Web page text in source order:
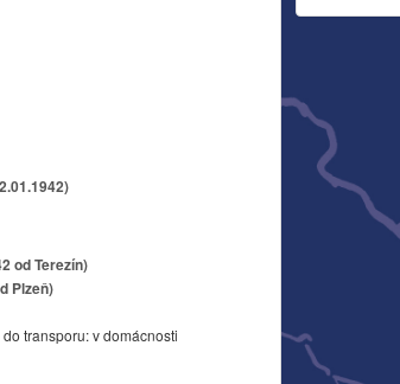
od Terezín)
Plzeň)
transporu: v domácnosti